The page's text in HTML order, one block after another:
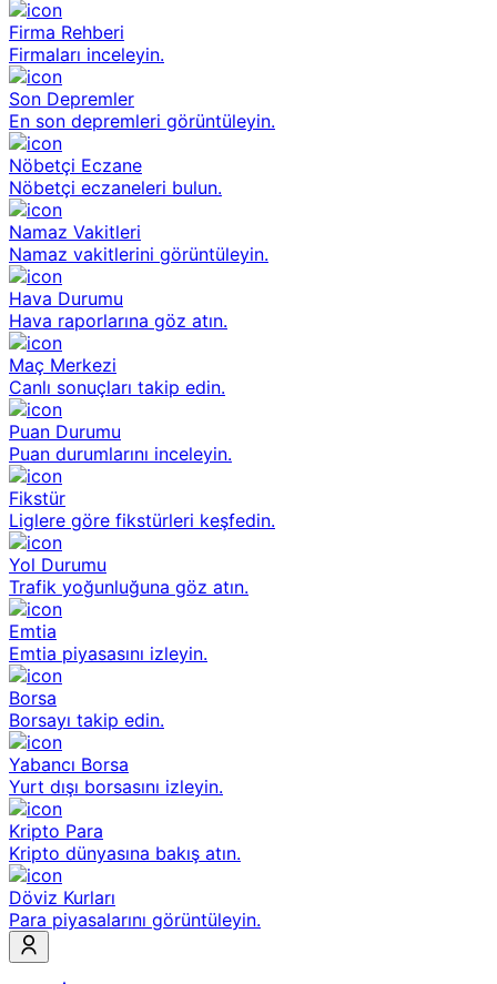
Firma Rehberi
Firmaları inceleyin.
Son Depremler
En son depremleri görüntüleyin.
Nöbetçi Eczane
Nöbetçi eczaneleri bulun.
Namaz Vakitleri
Namaz vakitlerini görüntüleyin.
Hava Durumu
Hava raporlarına göz atın.
Maç Merkezi
Canlı sonuçları takip edin.
Puan Durumu
Puan durumlarını inceleyin.
Fikstür
Liglere göre fikstürleri keşfedin.
Yol Durumu
Trafik yoğunluğuna göz atın.
Emtia
Emtia piyasasını izleyin.
Borsa
Borsayı takip edin.
Yabancı Borsa
Yurt dışı borsasını izleyin.
Kripto Para
Kripto dünyasına bakış atın.
Döviz Kurları
Para piyasalarını görüntüleyin.